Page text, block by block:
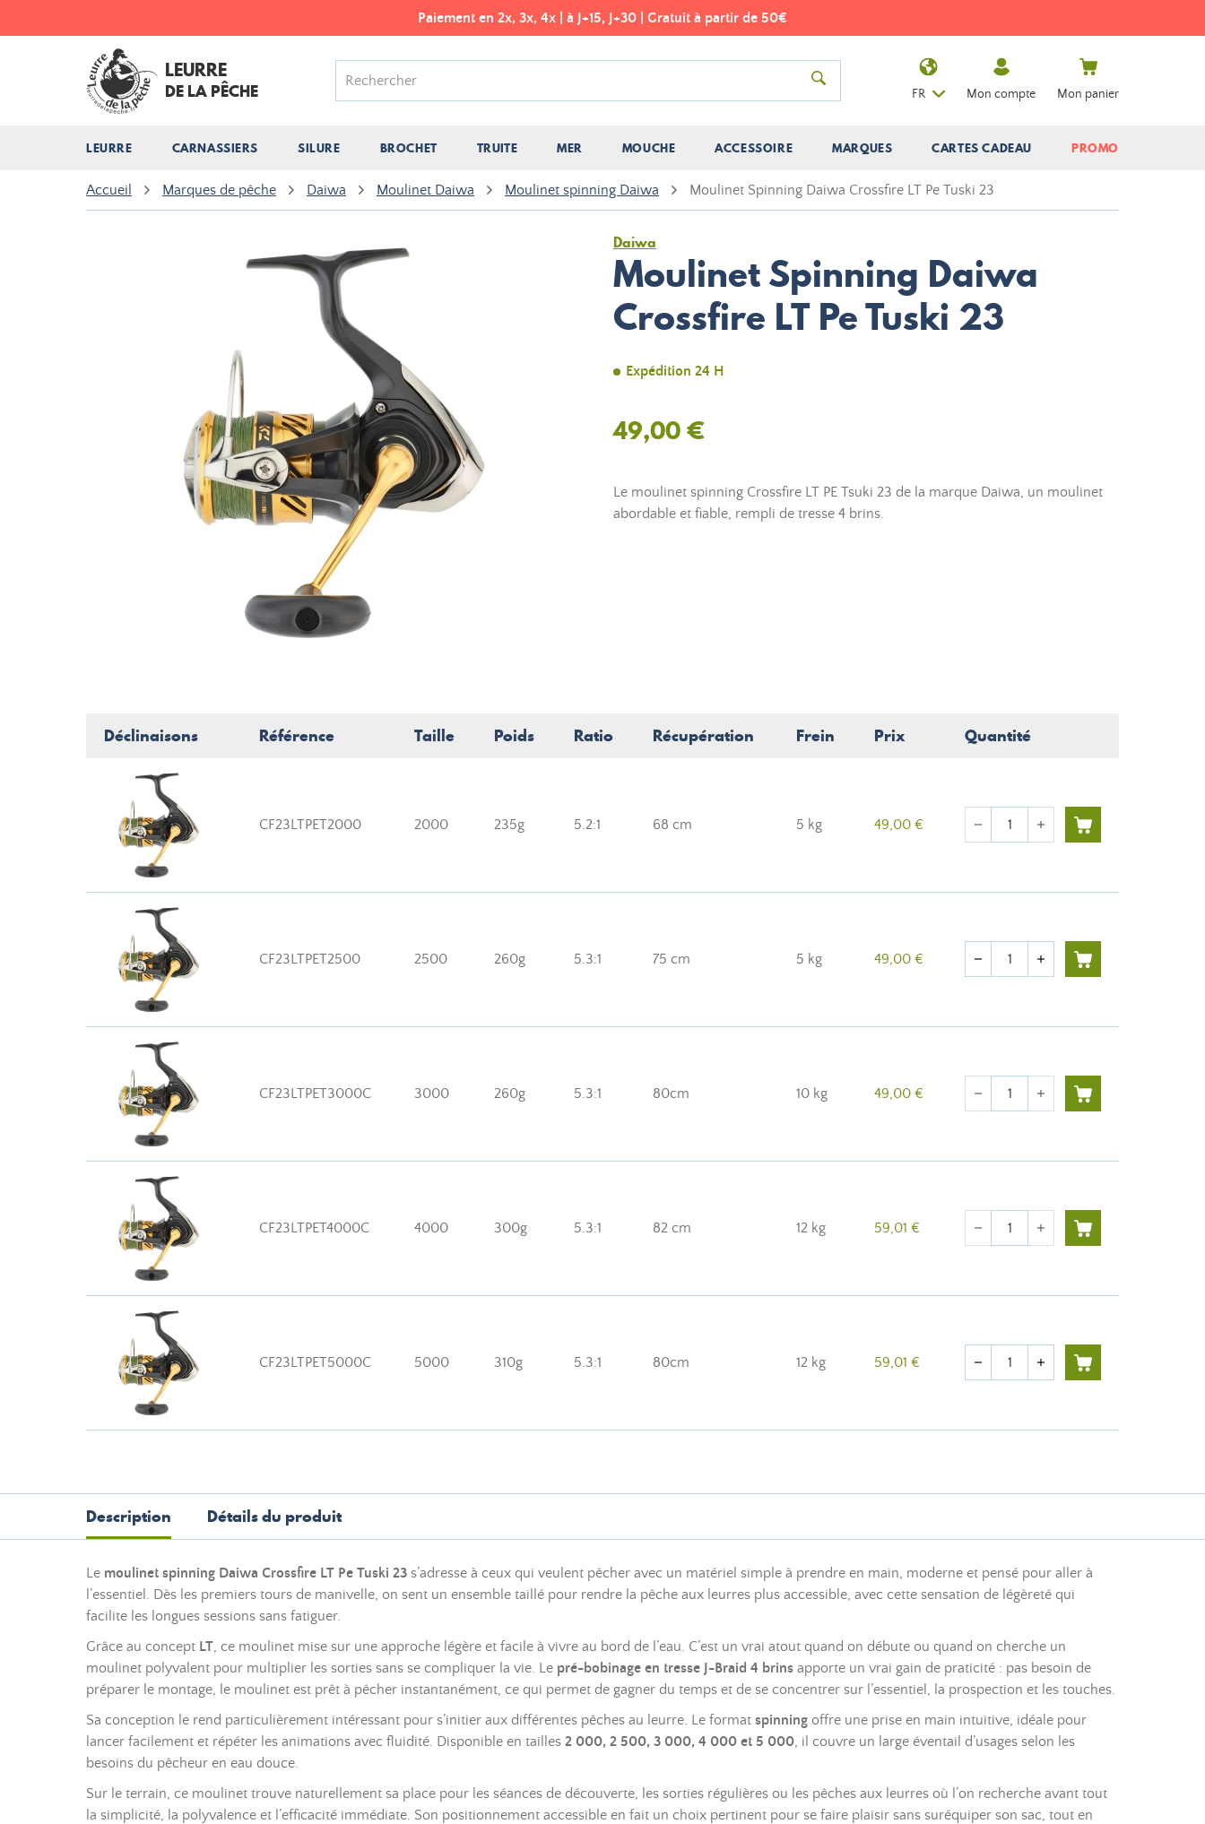
Paiement en 2x, 3x, 4x | à J+15, J+30 | Gratuit à partir de 50€
LEURRE
DE LA PÊCHE
LEURRE CARNASSIERS SILURE BROCHET TRUITE MER MOUCHE ACCESSOIRE MARQUES CARTES CADEAU PROMO
FR Mon compte Mon panier
Accueil Marques de pêche Daiwa Moulinet Daiwa Moulinet spinning Daiwa Moulinet Spinning Daiwa Crossfire LT Pe Tuski 23
Daiwa
Moulinet Spinning Daiwa
Crossfire LT Pe Tuski 23
Expédition 24 H
49,00 €
Le moulinet spinning Crossfire LT PE Tsuki 23 de la marque Daiwa, un moulinet
abordable et fiable, rempli de tresse 4 brins.
Déclinaisons Référence Taille Poids Ratio Récupération Frein Prix Quantité
CF23LTPET2000 2000 235g 5.2:1 68 cm 5 kg 49,00 € Quantité
remove add
CF23LTPET2500 2500 260g 5.3:1 75 cm 5 kg 49,00 € Quantité
remove add
CF23LTPET3000C 3000 260g 5.3:1 80cm 10 kg 49,00 € Quantité
remove add
CF23LTPET4000C 4000 300g 5.3:1 82 cm 12 kg 59,01 € Quantité
remove add
CF23LTPET5000C 5000 310g 5.3:1 80cm 12 kg 59,01 € Quantité
remove add
Description Détails du produit
Le moulinet spinning Daiwa Crossfire LT Pe Tuski 23 s’adresse à ceux qui veulent pêcher avec un matériel simple à prendre en main, moderne et pensé pour aller à
l’essentiel. Dès les premiers tours de manivelle, on sent un ensemble taillé pour rendre la pêche aux leurres plus accessible, avec cette sensation de légèreté qui
facilite les longues sessions sans fatiguer.
Grâce au concept LT, ce moulinet mise sur une approche légère et facile à vivre au bord de l’eau. C’est un vrai atout quand on débute ou quand on cherche un
moulinet polyvalent pour multiplier les sorties sans se compliquer la vie. Le pré-bobinage en tresse J-Braid 4 brins apporte un vrai gain de praticité : pas besoin de
préparer le montage, le moulinet est prêt à pêcher instantanément, ce qui permet de gagner du temps et de se concentrer sur l’essentiel, la prospection et les touches.
Sa conception le rend particulièrement intéressant pour s’initier aux différentes pêches au leurre. Le format spinning offre une prise en main intuitive, idéale pour
lancer facilement et répéter les animations avec fluidité. Disponible en tailles 2 000, 2 500, 3 000, 4 000 et 5 000, il couvre un large éventail d’usages selon les
besoins du pêcheur en eau douce.
Sur le terrain, ce moulinet trouve naturellement sa place pour les séances de découverte, les sorties régulières ou les pêches aux leurres où l’on recherche avant tout
la simplicité, la polyvalence et l’efficacité immédiate. Son positionnement accessible en fait un choix pertinent pour se faire plaisir sans suréquiper son sac, tout en